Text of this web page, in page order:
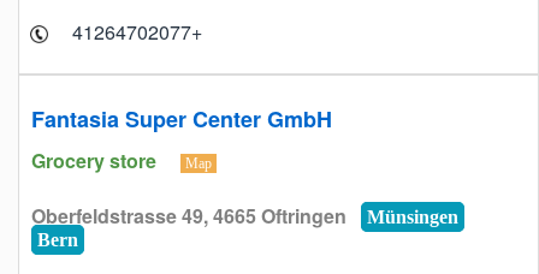
+41264702077
Fantasia Super Center GmbH
Grocery store Map
Oberfeldstrasse 49, 4665 Oftringen
Münsingen
Bern